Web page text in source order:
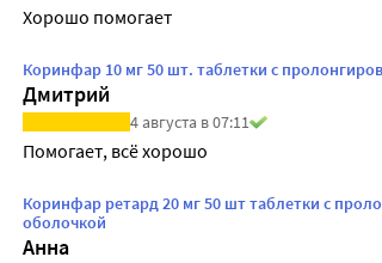
Хорошо помогает
Коринфар 10 мг 50 шт. таблетки с
Дмитрий
4 августа в 07:11
Помогает, всё хорошо
Коринфар ретард 20 мг 50 шт таблетки с
оболочкой
Анна